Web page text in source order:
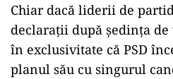
Chiar dacă liderii de
declarații după ședința
în exclusivitate că PSD
planul său cu singurul